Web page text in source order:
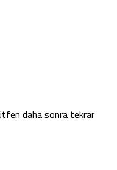
daha sonra tekrar